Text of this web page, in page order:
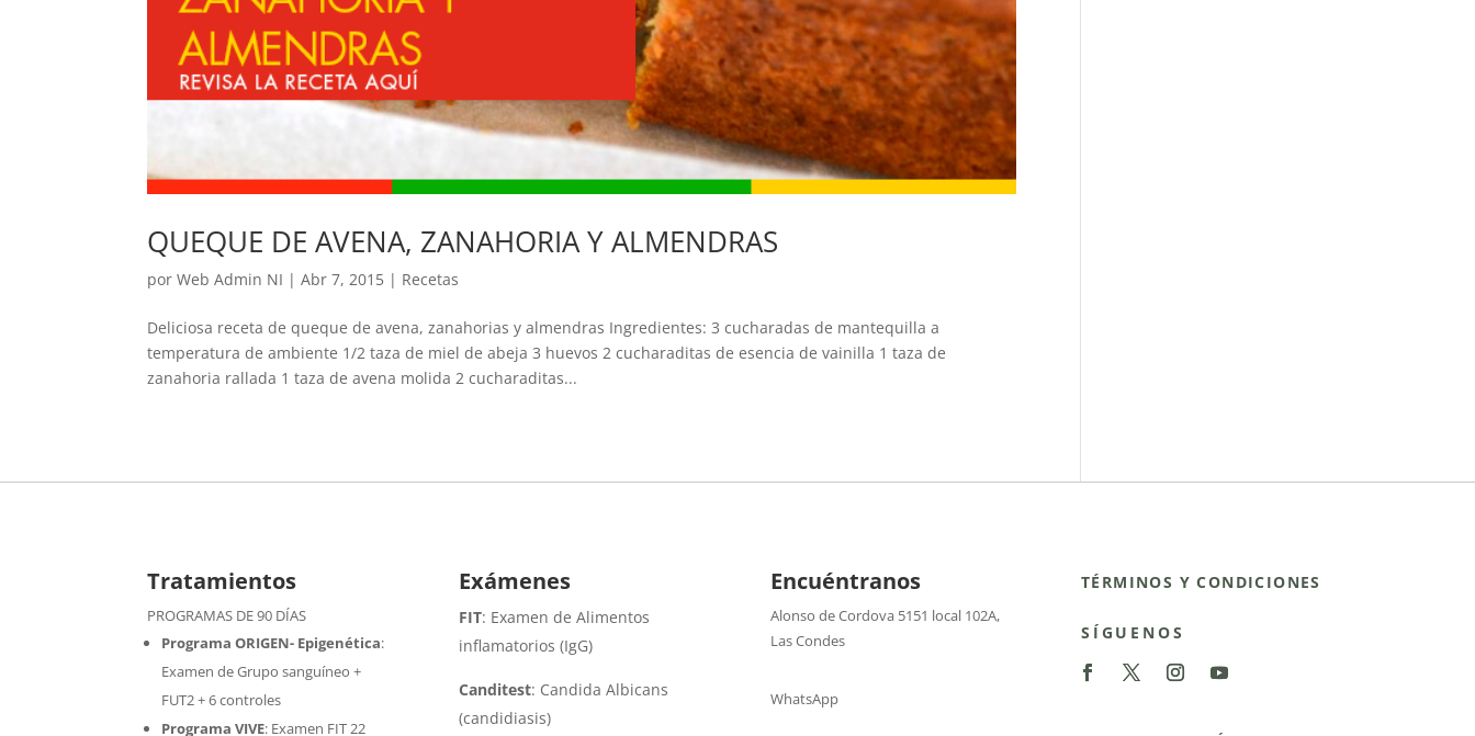
QUEQUE DE AVENA, ZANAHORIA Y ALMENDRAS
porWeb Admin NI |Abr 7, 2015 | Recetas
Deliciosa receta de queque de avena, zanahorias y almendras Ingredientes: 3 cucharadas de mantequilla a
temperatura de ambiente 1/2 taza de miel de abeja 3 huevos 2 cucharaditas de esencia de vainilla 1 taza de
zanahoria rallada 1 taza de avena molida 2 cucharaditas...
Tratamientos
PROGRAMAS DE 90 DÍAS
Programa ORIGEN- Epigenética:
Examen de Grupo sanguíneo +
FUT2 + 6 controles
Programa VIVE: Examen FIT 22
Exámenes
FIT: Examen de Alimentos
inflamatorios (IgG)
Canditest: Candida Albicans
(candidiasis)
Encuéntranos
Alonso de Cordova 5151 local 102A,
Las Condes
WhatsApp
TÉRMINOS Y CONDICIONES
SÍGUENOS